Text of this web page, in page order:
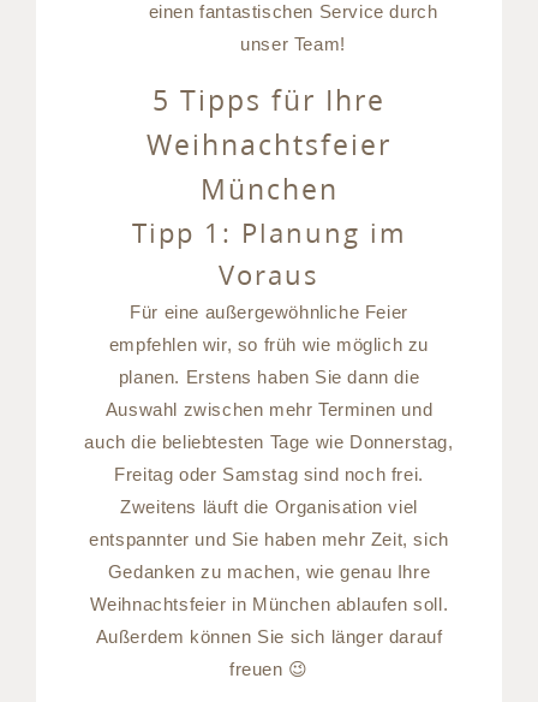
einen fantastischen Service durch
unser Team!
5 Tipps für Ihre
Weihnachtsfeier
München
Tipp 1: Planung im
Voraus
Für eine außergewöhnliche Feier
empfehlen wir, so früh wie möglich zu
planen. Erstens haben Sie dann die
Auswahl zwischen mehr Terminen und
auch die beliebtesten Tage wie Donnerstag,
Freitag oder Samstag sind noch frei.
Zweitens läuft die Organisation viel
entspannter und Sie haben mehr Zeit, sich
Gedanken zu machen, wie genau Ihre
Weihnachtsfeier in München ablaufen soll.
Außerdem können Sie sich länger darauf
freuen 😉